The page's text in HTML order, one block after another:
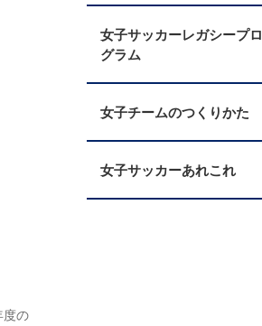
度の
女子サッカーレガシープロ
グラム
女子チームのつくりかた
女子サッカーあれこれ